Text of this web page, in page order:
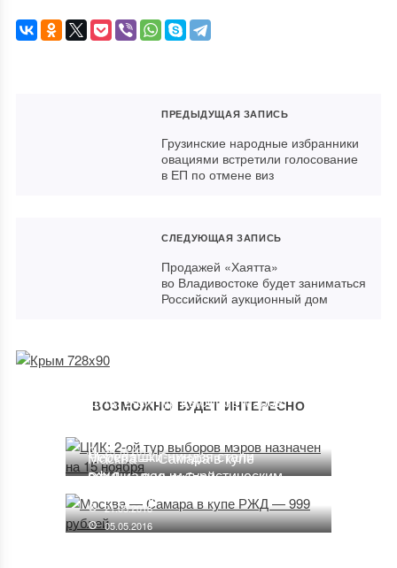
ПРЕДЫДУЩАЯ ЗАПИСЬ
Грузинские народные избранники
овациями встретили голосование
в ЕП по отмене виз
СЛЕДУЮЩАЯ ЗАПИСЬ
Продажей «Хаятта»
во Владивостоке будет заниматься
Российский аукционный дом
ВОЗМОЖНО БУДЕТ ИНТЕРЕСНО
ЦИК: 2-ой тур выборов мэров
23.10.2015
Москва — Самара в купе
РЖД — 999 рублей
21.05.2018
Черепашки-ниндзя стали
официальным туристическим
символом Нью-Йорка
05.05.2016